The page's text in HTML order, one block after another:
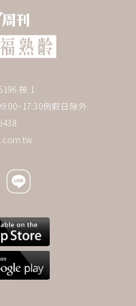
按 1
例假日除外
icon
Line icon